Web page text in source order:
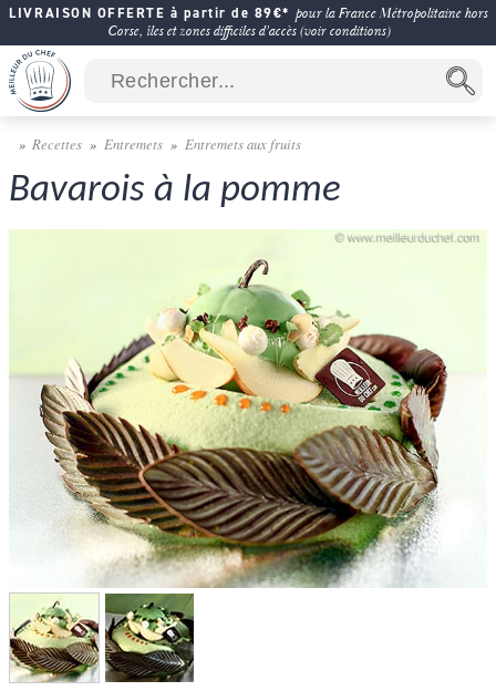
LIVRAISON OFFERTE à partir de 89€* pour la France Métropolitaine hors
Corse, îles et zones difficiles d'accès (voir conditions)
Recettes Entremets Entremets aux fruits
Bavarois à la pomme